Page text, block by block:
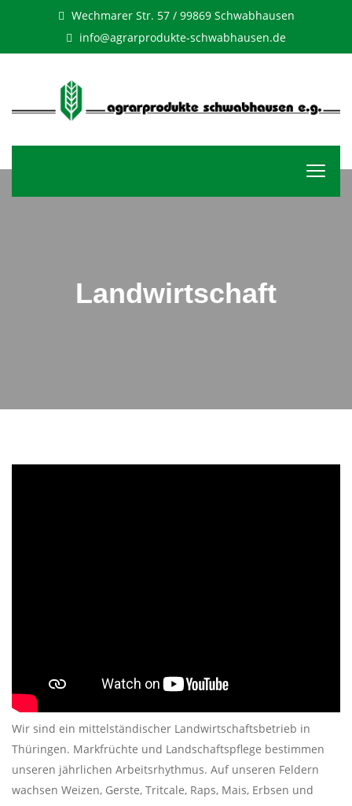
Wechmarer Str. 57 / 99869 Schwabhausen
info@agrarprodukte-schwabhausen.de
Landwirtschaft
Wir sind ein mittelständischer Landwirtschaftsbetrieb in
Thüringen. Markfrüchte und Landschaftspflege bestimmen
unseren jährlichen Arbeitsrhythmus. Auf unseren Feldern
wachsen Weizen, Gerste, Tritcale, Raps, Mais, Erbsen und